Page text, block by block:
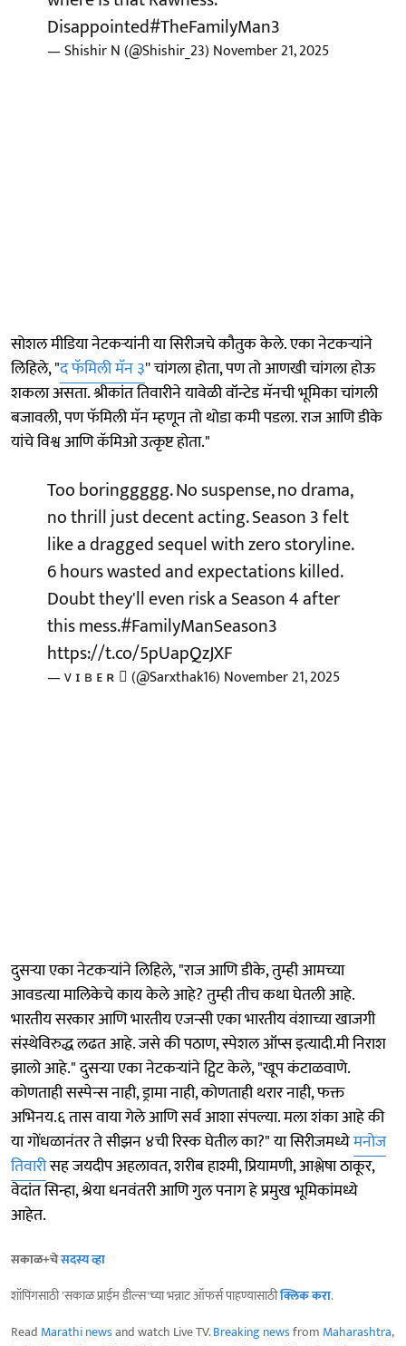
Disappointed#TheFamilyMan3
— Shishir N (@Shishir_23) November 21, 2025
सोशल मीडिया नेटकऱ्यांनी या सिरीजचे कौतुक केले. एका नेटकऱ्यांने
लिहिले, "द फॅमिली मॅन ३'' चांगला होता, पण तो आणखी चांगला होऊ
शकला असता. श्रीकांत तिवारीने यावेळी वॉन्टेड मॅनची भूमिका चांगली
बजावली, पण फॅमिली मॅन म्हणून तो थोडा कमी पडला. राज आणि डीके
यांचे विश्व आणि कॅमिओ उत्कृष्ट होता."
Too boringgggg. No suspense, no drama,
no thrill just decent acting. Season 3 felt
like a dragged sequel with zero storyline.
6 hours wasted and expectations killed.
Doubt they'll even risk a Season 4 after
this mess.#FamilyManSeason3
https://t.co/5pUapQzJXF
— ᴠ ɪ ʙ ᴇ ʀ  (@Sarxthak16) November 21, 2025
दुसऱ्या एका नेटकऱ्यांने लिहिले, "राज आणि डीके, तुम्ही आमच्या
आवडत्या मालिकेचे काय केले आहे? तुम्ही तीच कथा घेतली आहे.
भारतीय सरकार आणि भारतीय एजन्सी एका भारतीय वंशाच्या खाजगी
संस्थेविरुद्ध लढत आहे. जसे की पठाण, स्पेशल ऑप्स इत्यादी.मी निराश
झालो आहे." दुसऱ्या एका नेटकऱ्यांने ट्विट केले, "खूप कंटाळवाणे.
कोणताही सस्पेन्स नाही, ड्रामा नाही, कोणताही थरार नाही, फक्त
अभिनय.६ तास वाया गेले आणि सर्व आशा संपल्या. मला शंका आहे की
या गोंधळानंतर ते सीझन ४ची रिस्क घेतील का?" या सिरीजमध्येमनोज
तिवारीसह जयदीप अहलावत, शरीब हाश्मी, प्रियामणी, आश्लेषा ठाकूर,
वेदांत सिन्हा, श्रेया धनवंतरी आणि गुल पनाग हे प्रमुख भूमिकांमध्ये
आहेत.
सकाळ+चेसदस्य व्हा
शॉपिंगसाठी 'सकाळ प्राईम डील्स'च्या भन्नाट ऑफर्स पाहण्यासाठीक्लिक करा.
Read Marathi newsand watch Live TV.Breaking newsfrom Maharashtra,